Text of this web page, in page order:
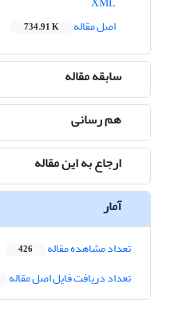
اصل مقاله
734.91 K
سابقه مقاله
هم رسانی
ارجاع به این مقاله
آمار
تعداد مشاهده مقاله 426
تعداد دریافت فایل اصل مقاله